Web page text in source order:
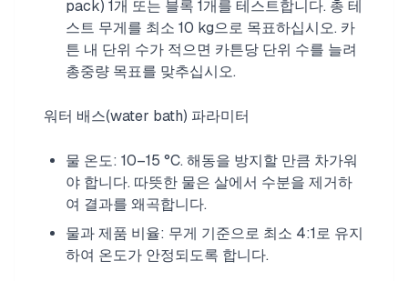
pack) 1개 또는 블록 1개를 테스트합니다. 총 테
스트 무게를 최소 10 kg으로 목표하십시오. 카
튼 내 단위 수가 적으면 카튼당 단위 수를 늘려
총중량 목표를 맞추십시오.
워터 배스(water bath) 파라미터
물 온도: 10–15 °C. 해동을 방지할 만큼 차가워
야 합니다. 따뜻한 물은 살에서 수분을 제거하
여 결과를 왜곡합니다.
물과 제품 비율: 무게 기준으로 최소 4:1로 유지
하여 온도가 안정되도록 합니다.